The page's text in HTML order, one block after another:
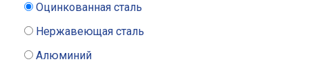
Оцинкованная сталь
Нержавеющая сталь
Алюминий